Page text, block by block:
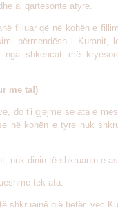
ai qartësonte atyre.
filluar që në kohën e
përmendësh i Kuranit,
shkencat më
me ta!)
do t'i gjejmë se ata e
në kohën e tyre nuk
nuk dinin të shkruanin e
tek ata.
shkruajnë gjë tjetër, veç